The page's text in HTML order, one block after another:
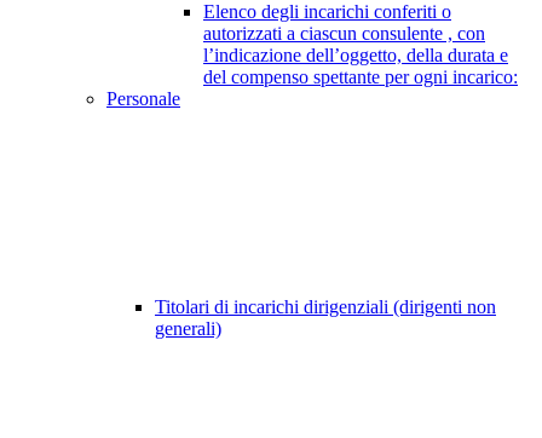
Elenco degli incarichi conferiti o
autorizzati a ciascun consulente , con
l’indicazione dell’oggetto, della durata e
del compenso spettante per ogni incarico:
Personale
Titolari di incarichi dirigenziali (dirigenti non
generali)